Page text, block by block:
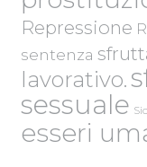
Repressione
sentenza
lavorativo.
sessuale
esseri